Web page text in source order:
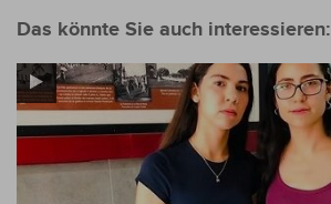
Das könnte Sie auch interessieren: